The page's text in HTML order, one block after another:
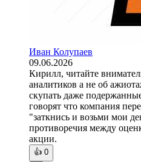
Иван Колупаев
09.06.2026
Кирилл, читайте
аналитиков а не об
скупать даже
говорят что компания
"заткнись и возьми мои
противоречия между
акции.
👍 0